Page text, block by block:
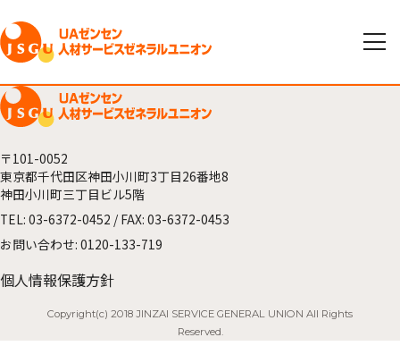
〒101-0052
東京都千代田区神田小川町3丁目26番地8
神田小川町三丁目ビル5階
TEL: 03-6372-0452 / FAX: 03-6372-0453
お問い合わせ: 0120-133-719
個人情報保護方針
Copyright(c) 2018 JINZAI SERVICE GENERAL UNION All Rights
Reserved.